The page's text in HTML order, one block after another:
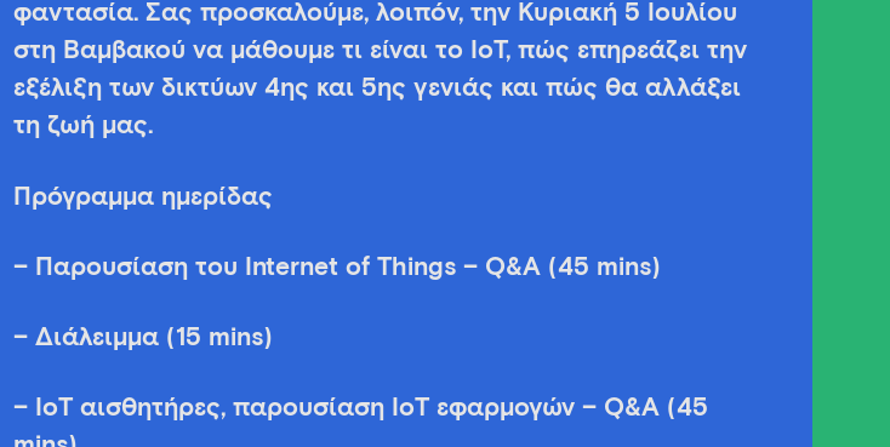
φαντασία. Σας προσκαλούμε, λοιπόν, την Κυριακή 5 Ιουλίου
στη Βαμβακού να μάθουμε τι είναι το IoT, πώς επηρεάζει την
εξέλιξη των δικτύων 4ης και 5ης γενιάς και πώς θα αλλάξει
τη ζωή μας.
Πρόγραμμα ημερίδας
– Παρουσίαση του Internet of Things – Q&A (45 mins)
– Διάλειμμα (15 mins)
– IoT αισθητήρες, παρουσίαση IoT εφαρμογών – Q&A (45